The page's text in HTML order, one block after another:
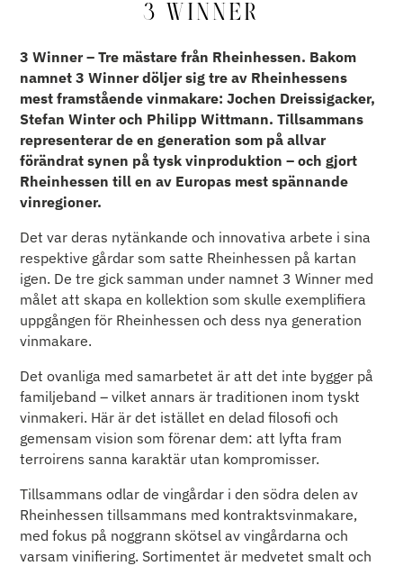
3 WINNER
3 Winner – Tre mästare från Rheinhessen. Bakom
namnet 3 Winner döljer sig tre av Rheinhessens
mest framstående vinmakare: Jochen Dreissigacker,
Stefan Winter och Philipp Wittmann. Tillsammans
representerar de en generation som på allvar
förändrat synen på tysk vinproduktion – och gjort
Rheinhessen till en av Europas mest spännande
vinregioner.
Det var deras nytänkande och innovativa arbete i sina
respektive gårdar som satte Rheinhessen på kartan
igen. De tre gick samman under namnet 3 Winner med
målet att skapa en kollektion som skulle exemplifiera
uppgången för Rheinhessen och dess nya generation
vinmakare.
Det ovanliga med samarbetet är att det inte bygger på
familjeband – vilket annars är traditionen inom tyskt
vinmakeri. Här är det istället en delad filosofi och
gemensam vision som förenar dem: att lyfta fram
terroirens sanna karaktär utan kompromisser.
Tillsammans odlar de vingårdar i den södra delen av
Rheinhessen tillsammans med kontraktsvinmakare,
med fokus på noggrann skötsel av vingårdarna och
varsam vinifiering. Sortimentet är medvetet smalt och